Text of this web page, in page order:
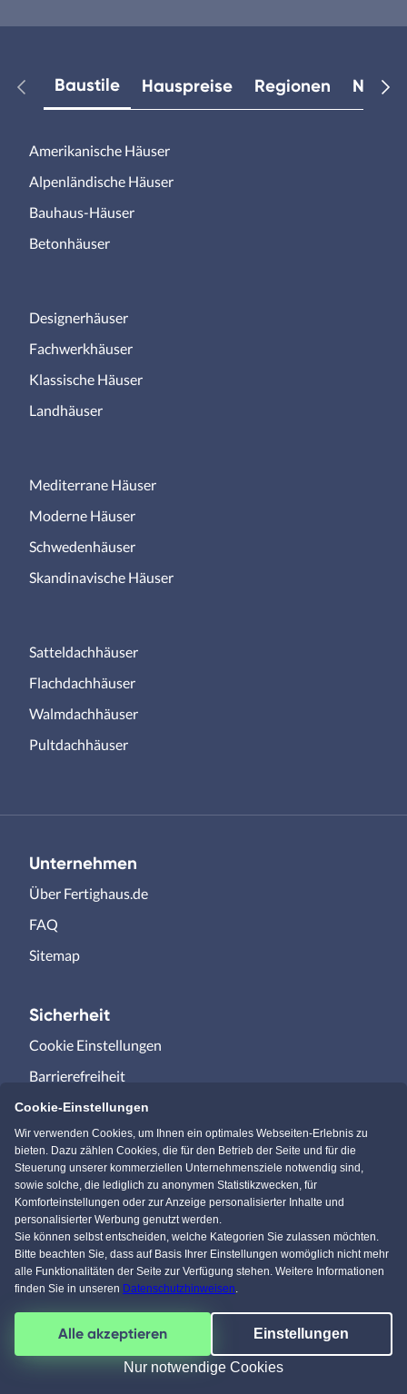
Baustile Hauspreise Regionen
Amerikanische Häuser
Alpenländische Häuser
Bauhaus-Häuser
Betonhäuser
Designerhäuser
Fachwerkhäuser
Klassische Häuser
Landhäuser
Mediterrane Häuser
Moderne Häuser
Schwedenhäuser
Skandinavische Häuser
Satteldachhäuser
Flachdachhäuser
Walmdachhäuser
Pultdachhäuser
Unternehmen
Über Fertighaus.de
FAQ
Sitemap
Sicherheit
Cookie Einstellungen
Barrierefreiheit
Datenschutz
Impressum
Für Bauherr:innen
Hausbau-Assistent
Haussuche
Anbietersuche
Cookie-Einstellungen
Wir verwenden Cookies, um Ihnen ein optimales Webseiten-Erlebnis zu
bieten. Dazu zählen Cookies, die für den Betrieb der Seite und für die
Steuerung unserer kommerziellen Unternehmensziele notwendig sind,
sowie solche, die lediglich zu anonymen Statistikzwecken, für
Komforteinstellungen oder zur Anzeige personalisierter Inhalte und
personalisierter Werbung genutzt werden.
Sie können selbst entscheiden, welche Kategorien Sie zulassen möchten.
Bitte beachten Sie, dass auf Basis Ihrer Einstellungen womöglich nicht mehr
alle Funktionalitäten der Seite zur Verfügung stehen. Weitere Informationen
finden Sie in unseren Datenschutzhinweisen.
Alle akzeptieren Einstellungen
Nur notwendige Cookies